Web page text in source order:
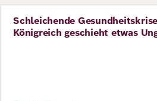
Veranstaltungen
Perspective
Schleichende
Königreich geschieht etwas